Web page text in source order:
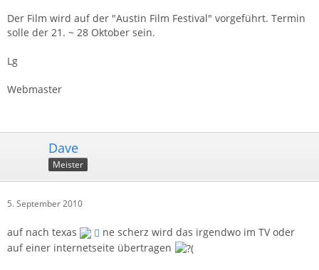
Der Film wird auf der "Austin Film Festival" vorgeführt. Termin
solle der 21. ~ 28 Oktober sein.
Lg
Webmaster
Dave
Meister
5. September 2010
auf nach texas
ne scherz wird das irgendwo im TV oder
auf einer internetseite übertragen